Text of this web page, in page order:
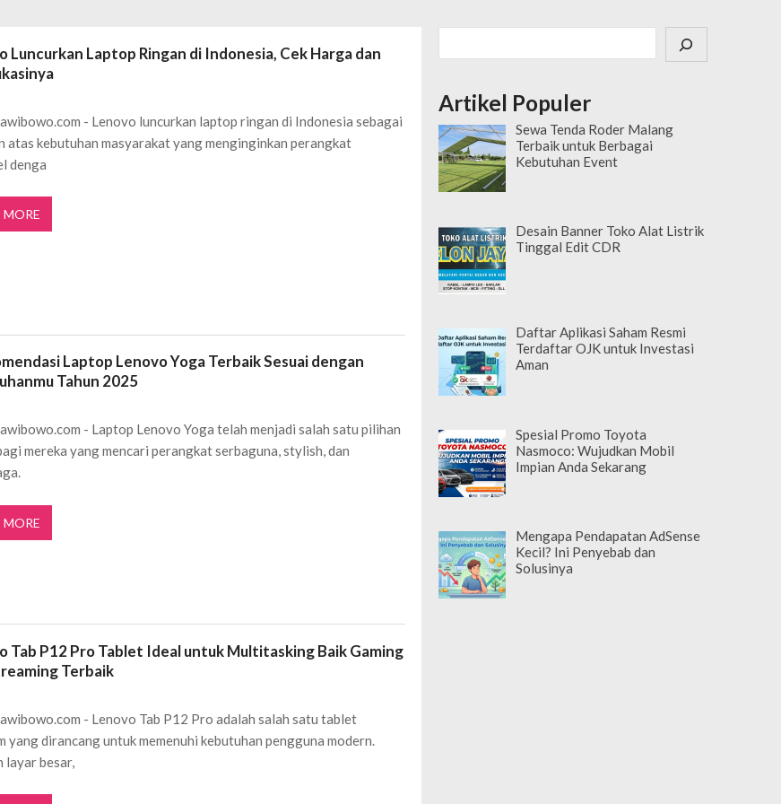
Penyebab dan Solusinya MARET 28, 2026
Berbagai Kebutuhan Event
CDR
untuk Investasi Aman
Luncurkan Laptop Ringan di Indonesia, Cek Harga dan
- Lenovo luncurkan laptop ringan di Indonesia sebagai
atas kebutuhan masyarakat yang menginginkan perangkat
denga
MORE
Laptop Lenovo Yoga Terbaik Sesuai dengan
Tahun 2025
- Laptop Lenovo Yoga telah menjadi salah satu pilihan
mereka yang mencari perangkat serbaguna, stylish, dan
MORE
Tab P12 Pro Tablet Ideal untuk Multitasking Baik Gaming
Terbaik
- Lenovo Tab P12 Pro adalah salah satu tablet
yang dirancang untuk memenuhi kebutuhan pengguna modern.
layar besar,
Artikel Populer
Sewa Tenda Roder Malang
Terbaik untuk Berbagai
Kebutuhan Event
Desain Banner Toko Alat Listrik
Tinggal Edit CDR
Daftar Aplikasi Saham Resmi
Terdaftar OJK untuk Investasi
Aman
Spesial Promo Toyota
Nasmoco: Wujudkan Mobil
Impian Anda Sekarang
Mengapa Pendapatan AdSense
Kecil? Ini Penyebab dan
Solusinya